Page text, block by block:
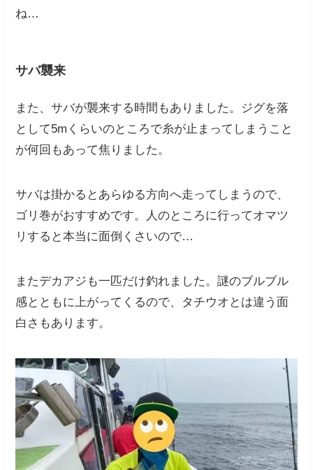
ね…
サバ襲来
また、サバが襲来する時間もありました。ジグを落
として5mくらいのところで糸が止まってしまうこと
が何回もあって焦りました。
サバは掛かるとあらゆる方向へ走ってしまうので、
ゴリ巻がおすすめです。人のところに行ってオマツ
リすると本当に面倒くさいので…
またデカアジも一匹だけ釣れました。謎のブルブル
感とともに上がってくるので、タチウオとは違う面
白さもあります。